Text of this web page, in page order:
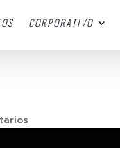
CORPORATIVO